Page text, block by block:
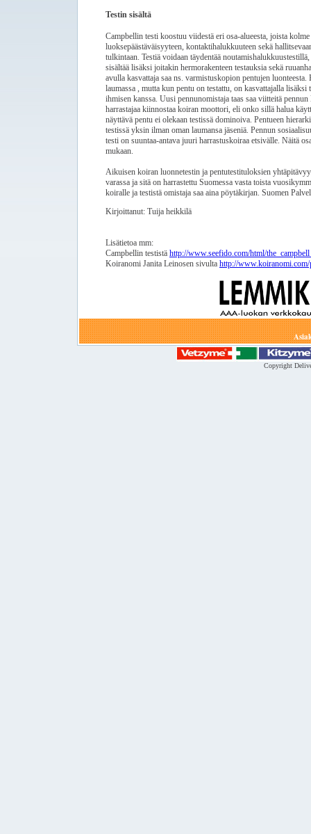
Testin sisältä
Campbellin testi koostuu viidestä eri osa-alueesta, joista
luoksepäästäväisyyteen, kontaktihalukkuuteen sekä
tulkintaan. Testiä voidaan täydentää
sisältää lisäksi joitakin hermorakenteen testauksia sekä
avulla kasvattaja saa ns. varmistuskopion pentujen
laumassa , mutta kun pentu on testattu, on kasvattajalla
ihmisen kanssa. Uusi pennunomistaja taas saa viitteitä
harrastajaa kiinnostaa koiran moottori, eli onko sillä halua
näyttävä pentu ei olekaan testissä dominoiva. Pentueen
testissä yksin ilman oman laumansa jäseniä. Pennun
testi on suuntaa-antava juuri harrastuskoiraa etsivälle. Näitä
mukaan.
Aikuisen koiran luonnetestin ja pentutestituloksien
varassa ja sitä on harrastettu Suomessa vasta toista
koiralle ja testistä omistaja saa aina pöytäkirjan. Suomen
Kirjoittanut: Tuija heikkilä
Lisätietoa mm:
Campbellin testistä http://www.seefido.com/html/
Koiranomi Janita Leinosen sivulta http://www.koiranomi.com/
Copyright